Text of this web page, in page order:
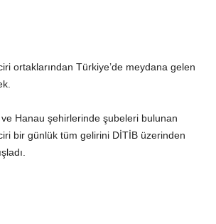
ortaklarından Türkiye’de meydana gelen
Hanau şehirlerinde şubeleri bulunan
bir günlük tüm gelirini DİTİB üzerinden